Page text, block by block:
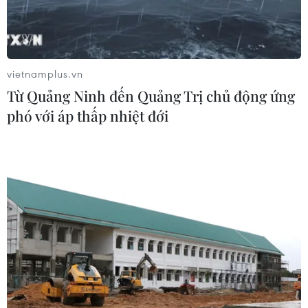
vững
05/08/2026 07:40
Hồ sơ Phở phải chứng
minh được sức sống của di sản trong
cộng đồng
05/08/2026 07:12
động du lịch "Sắc vàng Di sản" 2026
tại Lào Cai
04/08/2026 14:56
Lễ hội Văn hóa, Du lịch Mường Lò
năm 2026 sẽ diễn ra từ ngày 25/9 đến
vietnamplus.vn
Từ Quảng Ninh đến Quảng Trị chủ động ứng
phó với áp thấp nhiệt đới